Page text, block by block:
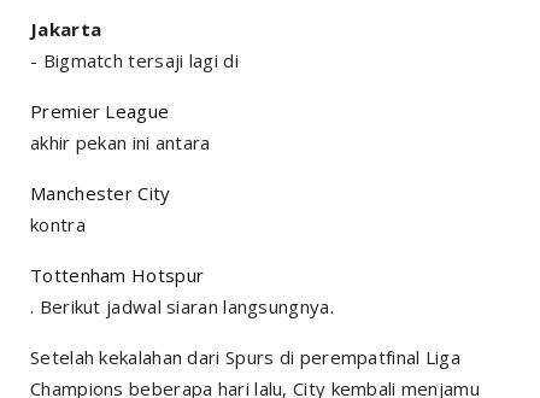
Jakarta
- Bigmatch tersaji lagi di
Premier League
akhir pekan ini antara
Manchester City
kontra
Tottenham Hotspur
. Berikut jadwal siaran langsungnya.
Setelah kekalahan dari Spurs di perempatfinal Liga
Champions beberapa hari lalu, City kembali menjamu